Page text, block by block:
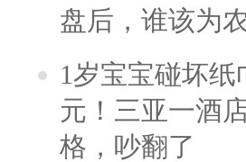
盘后，谁该为
1岁宝宝碰坏
元！三亚一酒
格，吵翻了